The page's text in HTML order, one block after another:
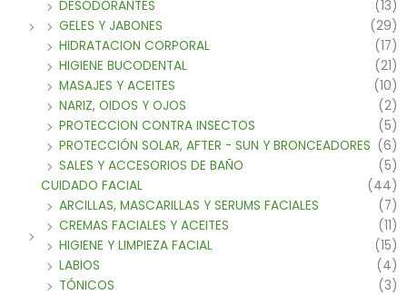
DESODORANTES
(13)
GELES Y JABONES
(29)
HIDRATACION CORPORAL
(17)
HIGIENE BUCODENTAL
(21)
MASAJES Y ACEITES
(10)
NARIZ, OIDOS Y OJOS
(2)
PROTECCION CONTRA INSECTOS
(5)
PROTECCIÓN SOLAR, AFTER - SUN Y BRONCEADORES (6)
SALES Y ACCESORIOS DE BAÑO
(5)
CUIDADO FACIAL
(44)
ARCILLAS, MASCARILLAS Y SERUMS FACIALES
(7)
CREMAS FACIALES Y ACEITES
(11)
HIGIENE Y LIMPIEZA FACIAL
(15)
LABIOS
(4)
TÓNICOS
(3)